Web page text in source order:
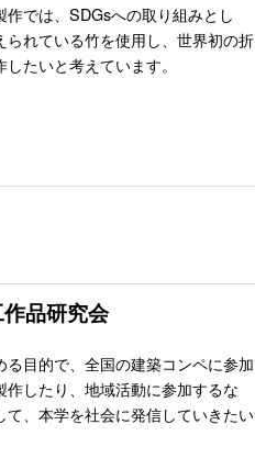
作では、SDGsへの取り組みとし
られている竹を使用し、世界初の折
たいと考えています。
品研究会
る目的で、全国の建築コンペに参加
作したり、地域活動に参加するな
て、本学を社会に発信していきたい